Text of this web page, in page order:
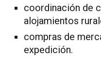
coordinación de
alojamientos
compras de
expedición.